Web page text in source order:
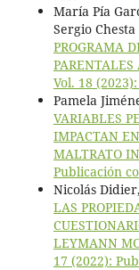
María Pía
Sergio
PROGRAMA
PARENTALES
Vol. 18
Pamela
VARIABLES
IMPACTAN
MALTRATO
Publicación
Nicolás
LAS
LEYMANN
17 (2022):